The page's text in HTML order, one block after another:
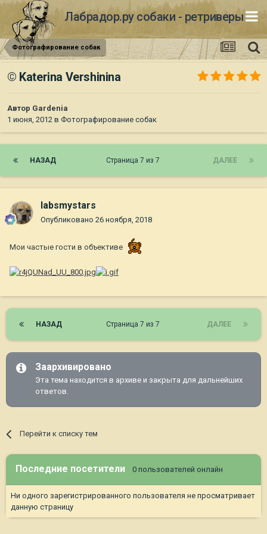
Лабрадор.ру собаки - ретриверы
Фотографирование собак
© Katerina Vershinina
Автор Gardenia
1 июня, 2012 в Фотографирование собак
НАЗАД ДАЛЕЕ
Страница 7 из 7
labsmystars
Опубликовано 26 ноября, 2018
Мои частые гости в объективе
НАЗАД ДАЛЕЕ
Страница 7 из 7
Заархивировано
Эта тема находится в архиве и закрыта для дальнейших
ответов.
Перейти к списку тем
Последние посетители 0 пользователей онлайн
Ни одного зарегистрированного пользователя не просматривает
данную страницу